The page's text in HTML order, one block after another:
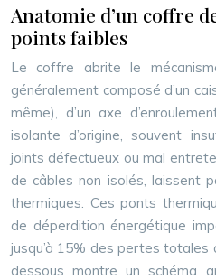
Anatomie d’un coffre
points faibles
Le coffre abrite le
généralement composé d’un
même), d’un axe
isolante d’origine, souvent
joints défectueux ou mal
de câbles non isolés, laissent
thermiques. Ces ponts
de déperdition énergétique
jusqu’à 15% des pertes totales
dessous montre un schéma